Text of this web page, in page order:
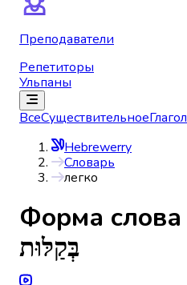
Преподаватели
Репетиторы
Ульпаны
ВсеСуществительноеГлагол
Hebrewerry
Словарь
легко
Форма слова
בְּקַלּוּת